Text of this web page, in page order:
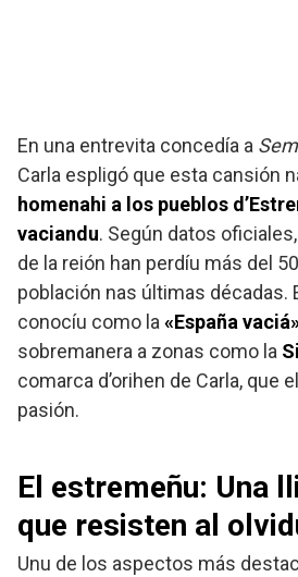
En una entrevita concedía a
Carla espligó que esta cansión
homenahi a los pueblos
vaciandu. Según datos
de la reión han perdíu más del
población nas últimas décadas.
conocíu como la «España
sobremanera a zonas como la
comarca d’orihen de Carla, que
pasión.
El estremeñu: Una
que resisten al
Unu de los aspectos más